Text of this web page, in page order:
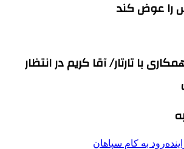
را عوض کند
با تارتار/ آقا کریم در انتظار